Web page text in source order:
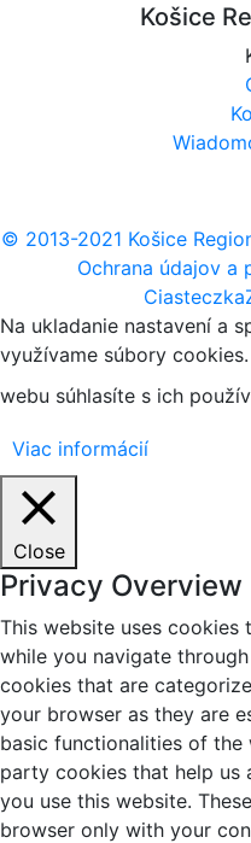
Košice
© 2013-2021 Košice
Ochrana údajov a
Ciasteczka
Na ukladanie nastavení a
využívame súbory
webu súhlasíte s ich
Viac informácií
Close
Privacy Overview
This website uses
while you navigate
cookies that are
your browser as they are
basic functionalities of the
party cookies that help us
you use this website.
browser only with your